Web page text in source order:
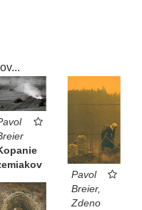
Pavol
Breier,
Zdeno